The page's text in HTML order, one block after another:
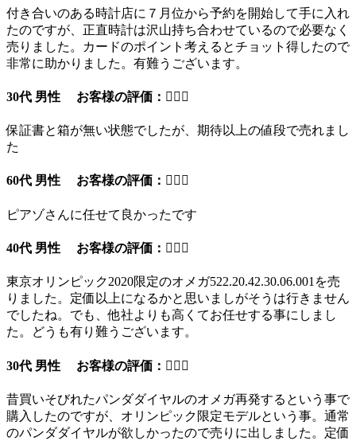
付き合いのある時計店に７月位から予約を開始して手に入れ
たのですが、正直時計は沢山持ち合わせているので必要なく
売りました。カードのポイント考えるとチョット得したので
非常に助かりました。有難うございます。
30代 男性 お客様の評価：
保証書と箱が無い状態でしたが、期待以上の値段で売れまし
た
60代 男性 お客様の評価：
ピアゾさんに任せて良かったです
40代 男性 お客様の評価：
東京オリンピック2020限定のオメガ522.20.42.30.06.001を売
りました。定価以上になるかと思いましがそうは行きません
でしたね。でも、他社よりも高くてお任せする事にしまし
た。どうも有り難うございます。
30代 男性 お客様の評価：
昔買いそびれたパンダダイヤルのオメガ再発するという事で
購入したのですが、オリンピック限定モデルという事。通常
のパンダダイヤルが欲しかったので売りに出しました。定価